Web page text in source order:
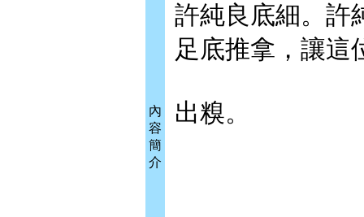
內
容
簡
介
許純良底細。許
足底推拿，讓這
出糗。